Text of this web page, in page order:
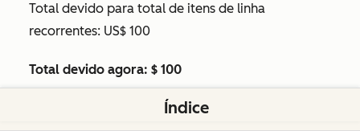
Total devido para total de itens de linha
recorrentes: US$ 100
Total devido agora: $ 100
Durante o próximo ciclo de faturamento, os itens
Índice